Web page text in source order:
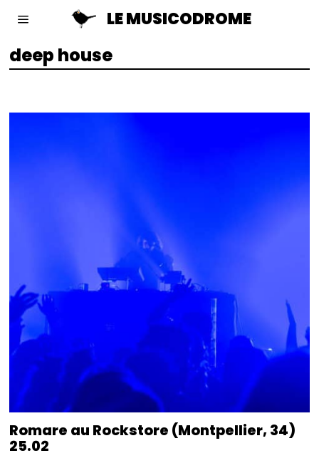
LE MUSICODROME
deep house
Romare au Rockstore (Montpellier, 34)
25.02